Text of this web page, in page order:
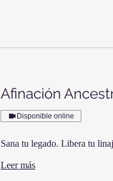
Afinación
Disponible online
Sana tu legado. Libera tu
Leer más